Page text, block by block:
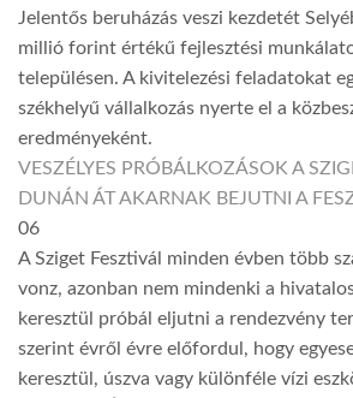
Jelentős beruházás veszi kezdetét
millió forint értékű fejlesztési
településen. A kivitelezési feladatokat
székhelyű vállalkozás nyerte el a
eredményeként.
VESZÉLYES PRÓBÁLKOZÁSOK A
DUNÁN ÁT AKARNAK BEJUTNI A
06
A Sziget Fesztivál minden évben több
vonz, azonban nem mindenki a
keresztül próbál eljutni a rendezvény
szerint évről évre előfordul, hogy
keresztül, úszva vagy különféle vízi